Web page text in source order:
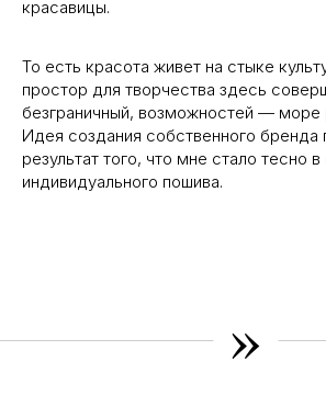
красавицы.
То есть красота живет на стыке
простор для творчества здесь
безграничный, возможностей — море
Идея создания собственного бренда
результат того, что мне стало тесно
индивидуального пошива.
»